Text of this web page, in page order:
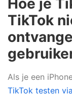
Hoe je
TikTok
Als je een
TikTok testen